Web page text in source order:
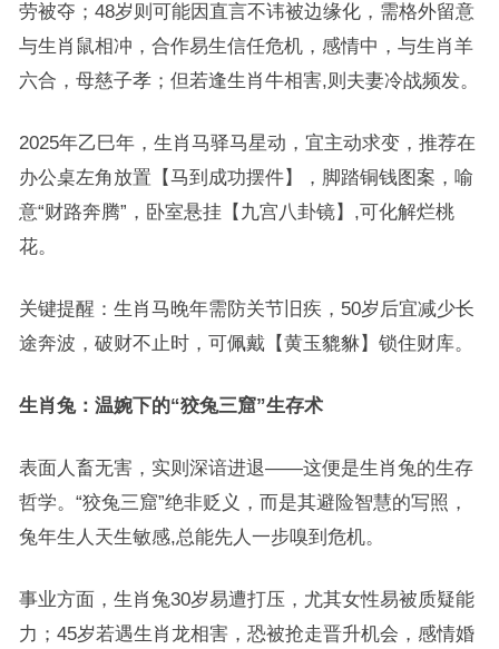
劳被夺；48岁则可能因直言不讳被边缘化，需格外留意
与生肖鼠相冲，合作易生信任危机，感情中，与生肖羊
六合，母慈子孝；但若逢生肖牛相害,则夫妻冷战频发。
2025年乙巳年，生肖马驿马星动，宜主动求变，推荐在
办公桌左角放置【马到成功摆件】，脚踏铜钱图案，喻
意“财路奔腾”，卧室悬挂【九宫八卦镜】,可化解烂桃
花。
关键提醒：生肖马晚年需防关节旧疾，50岁后宜减少长
途奔波，破财不止时，可佩戴【黄玉貔貅】锁住财库。
生肖兔：温婉下的“狡兔三窟”生存术
表面人畜无害，实则深谙进退——这便是生肖兔的生存
哲学。“狡兔三窟”绝非贬义，而是其避险智慧的写照，
兔年生人天生敏感,总能先人一步嗅到危机。
事业方面，生肖兔30岁易遭打压，尤其女性易被质疑能
力；45岁若遇生肖龙相害，恐被抢走晋升机会，感情婚